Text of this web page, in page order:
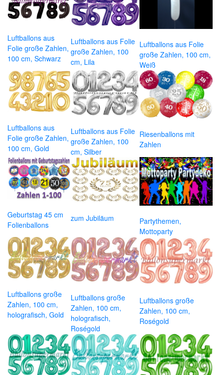
Luftballons aus
Folie große Zahlen,
100 cm, Schwarz
Luftballons aus Folie
große Zahlen, 100
cm, Lila
Luftballons aus Folie
große Zahlen, 100 cm,
Weiß
Luftballons aus
Folie große Zahlen,
100 cm, Gold
Luftballons aus Folie
große Zahlen, 100
cm, Silber
Riesenballons mit
Zahlen
Geburtstag 45 cm
Folienballons
zum Jubiläum
Partythemen,
Mottoparty
Luftballons große
Zahlen, 100 cm,
holografisch, Gold
Luftballons große
Zahlen, 100 cm,
holografisch,
Roségold
Luftballons große
Zahlen, 100 cm,
Roségold